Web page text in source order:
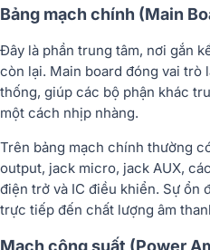
Bảng mạch chính (Main
Đây là phần trung tâm, nơi gắn
còn lại. Main board đóng vai trò
thống, giúp các bộ phận khác
một cách nhịp nhàng.
Trên bảng mạch chính thường
output, jack micro, jack AUX,
điện trở và IC điều khiển. Sự ổn
trực tiếp đến chất lượng âm
Mạch công suất (Power